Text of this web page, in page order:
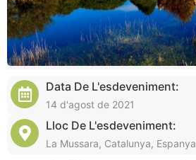
Data De L'esdeveniment:
14 d'agost de 2021
Lloc De L'esdeveniment:
La Mussara, Catalunya, Espanya